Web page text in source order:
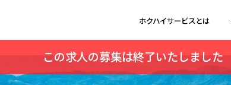
ホクハイサービスとは
この求人の募集は終了いたしました